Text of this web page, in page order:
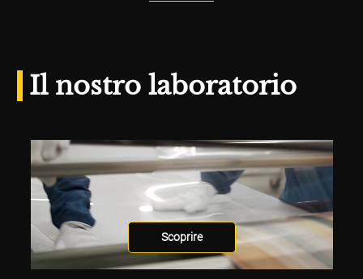
Il nostro laboratorio
Scoprire